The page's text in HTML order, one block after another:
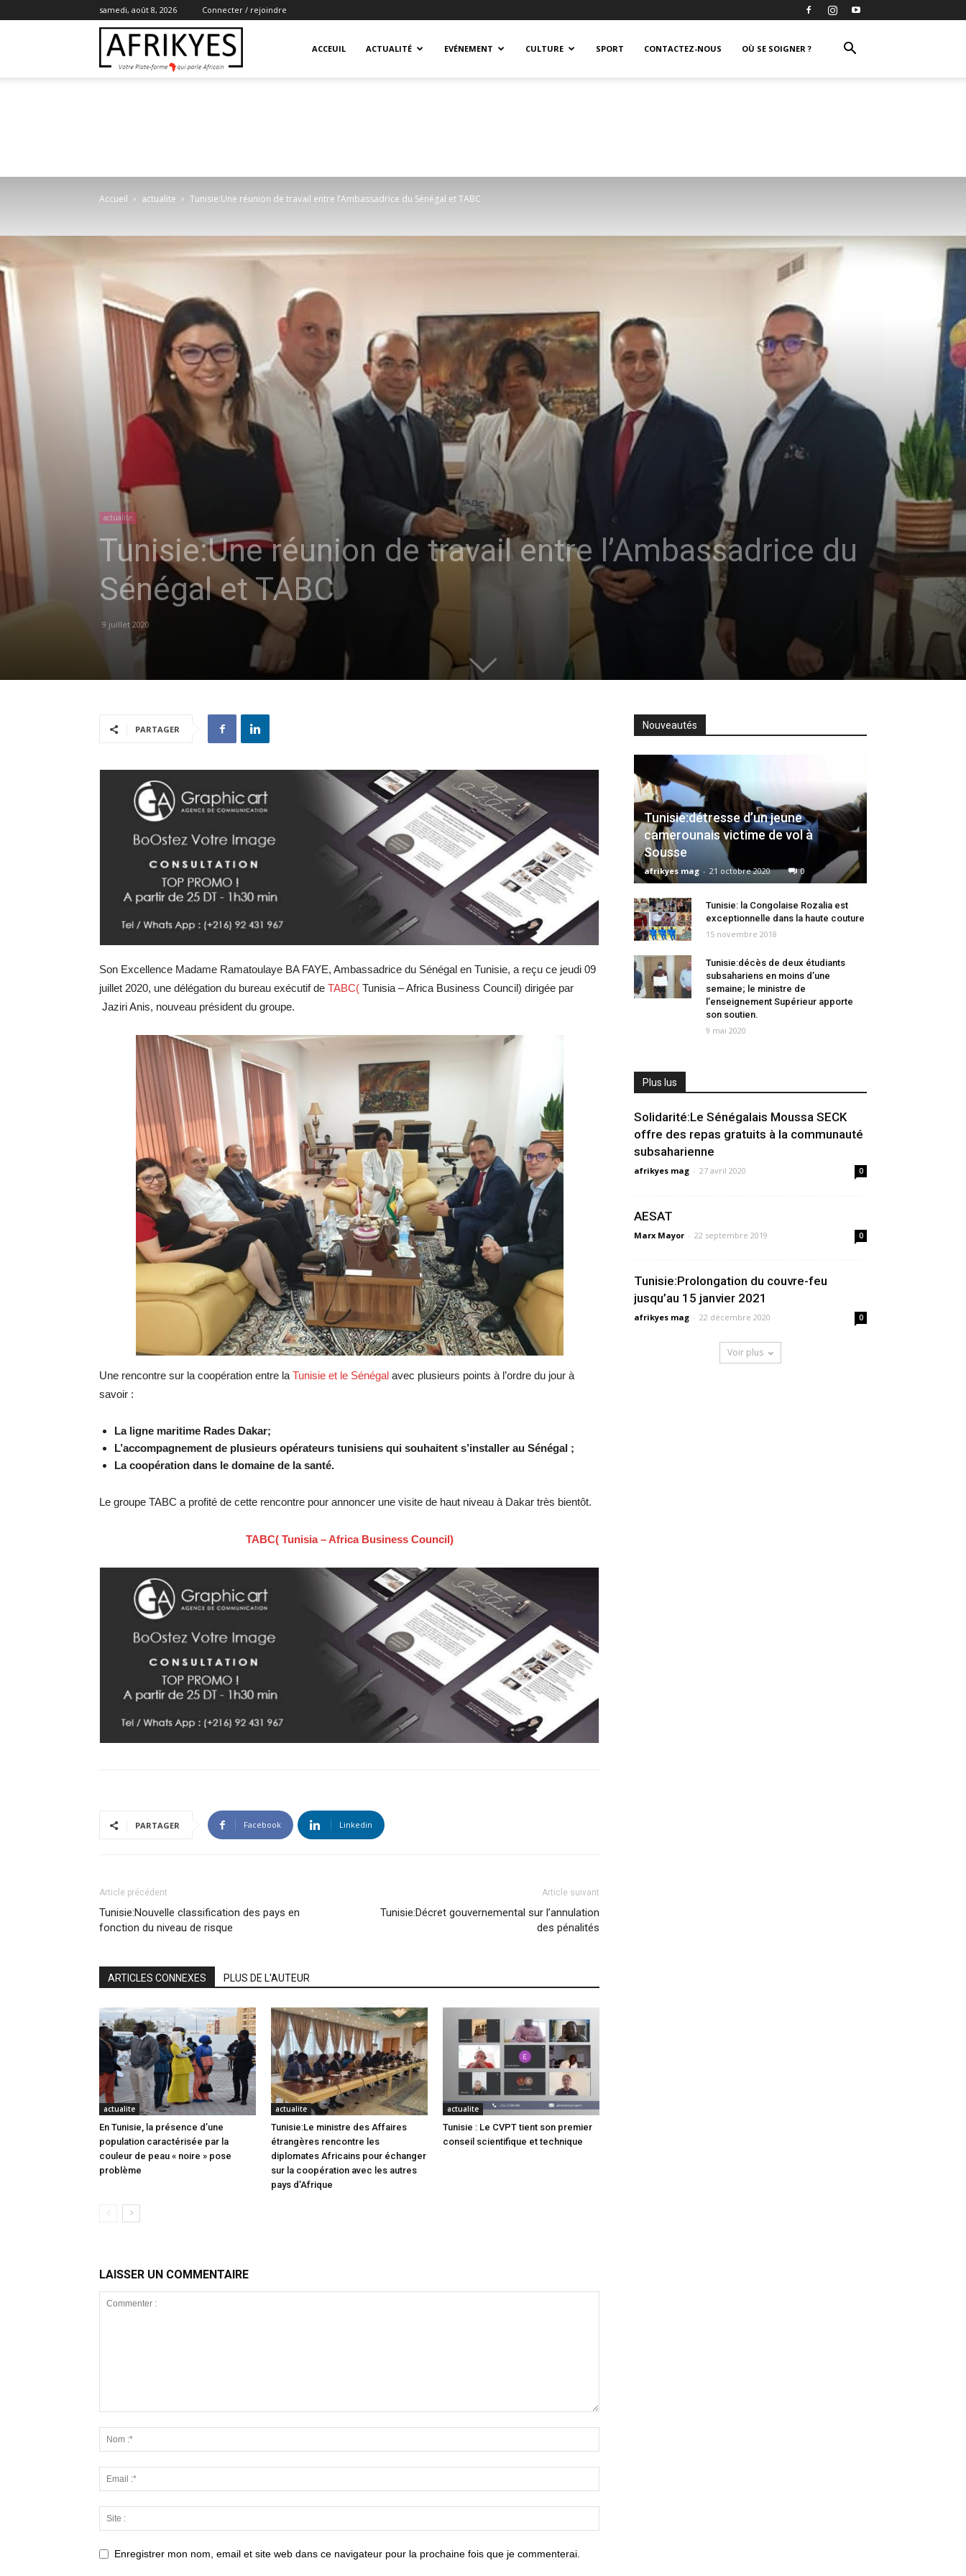
samedi, août 8, 2026 Connecter / rejoindre
ACCEUIL ACTUALITÉ EVÉNEMENT CULTURE SPORT CONTACTEZ-NOUS OÙ SE SOIGNER ?
Accueil actualite Tunisie:Une réunion de travail entre l’Ambassadrice du Sénégal et TABC
actualite
Tunisie:Une réunion de travail entre l’Ambassadrice du
Sénégal et TABC
9 juillet 2020
PARTAGER
Son Excellence Madame Ramatoulaye BA FAYE, Ambassadrice du Sénégal en Tunisie, a reçu ce jeudi 09
juillet 2020, une délégation du bureau exécutif de TABC( Tunisia – Africa Business Council) dirigée par
Jaziri Anis, nouveau président du groupe.
Une rencontre sur la coopération entre la Tunisie et le Sénégal avec plusieurs points à l’ordre du jour à
savoir :
La ligne maritime Rades Dakar;
L’accompagnement de plusieurs opérateurs tunisiens qui souhaitent s’installer au Sénégal ;
La coopération dans le domaine de la santé.
Le groupe TABC a profité de cette rencontre pour annoncer une visite de haut niveau à Dakar très bientôt.
TABC( Tunisia – Africa Business Council)
PARTAGER Facebook Linkedin
Article précédent
Tunisie:Nouvelle classification des pays en
fonction du niveau de risque
Article suivant
Tunisie:Décret gouvernemental sur l’annulation
des pénalités
ARTICLES CONNEXES PLUS DE L'AUTEUR
actualite
En Tunisie, la présence d’une
population caractérisée par la
couleur de peau « noire » pose
problème
actualite
Tunisie:Le ministre des Affaires
étrangères rencontre les
diplomates Africains pour échanger
sur la coopération avec les autres
pays d’Afrique
actualite
Tunisie : Le CVPT tient son premier
conseil scientifique et technique
LAISSER UN COMMENTAIRE
Enregistrer mon nom, email et site web dans ce navigateur pour la prochaine fois que je commenterai.
Nouveautés
Tunisie:détresse d’un jeune
camerounais victime de vol à
Sousse
afrikyes mag - 21 octobre 2020 0
Tunisie: la Congolaise Rozalia est
exceptionnelle dans la haute couture
15 novembre 2018
Tunisie:décès de deux étudiants
subsahariens en moins d’une
semaine; le ministre de
l’enseignement Supérieur apporte
son soutien.
9 mai 2020
Plus lus
Solidarité:Le Sénégalais Moussa SECK
offre des repas gratuits à la communauté
subsaharienne
afrikyes mag - 27 avril 2020 0
AESAT
Marx Mayor - 22 septembre 2019 0
Tunisie:Prolongation du couvre-feu
jusqu’au 15 janvier 2021
afrikyes mag - 22 décembre 2020 0
Voir plus